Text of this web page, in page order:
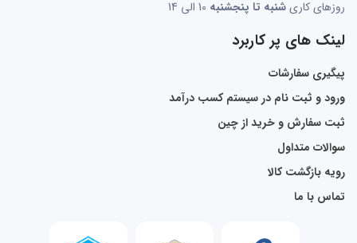
روزهای کاریشنبه تا پنجشنبه
لینک های پر کاربرد
پیگیری سفارشات
ورود و ثبت نام در سیستم کسب درآمد
ثبت سفارش و خرید از چین
سوالات متداول
رویه بازگشت کالا
تماس با ما